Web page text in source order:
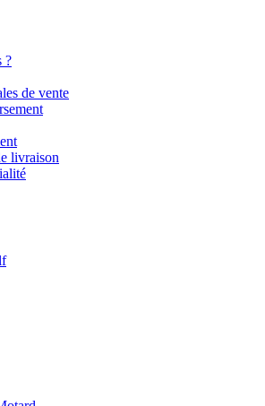
?
de vente
livraison